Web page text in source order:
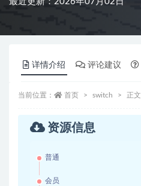
详情介绍 评论建议
当前位置： 首页 switch 正文
资源信息
普通
会员